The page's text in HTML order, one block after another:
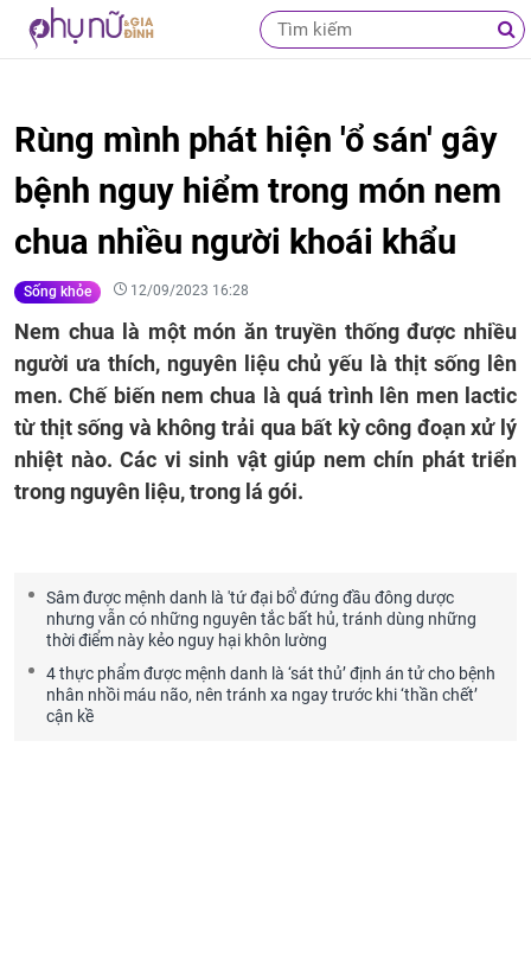
Rùng mình phát hiện 'ổ sán' gây
bệnh nguy hiểm trong món nem
chua nhiều người khoái khẩu
Sống khỏe 12/09/2023 16:28
Nem chua là một món ăn truyền thống được nhiều
người ưa thích, nguyên liệu chủ yếu là thịt sống lên
men. Chế biến nem chua là quá trình lên men lactic
từ thịt sống và không trải qua bất kỳ công đoạn xử lý
nhiệt nào. Các vi sinh vật giúp nem chín phát triển
trong nguyên liệu, trong lá gói.
Sâm được mệnh danh là 'tứ đại bổ' đứng đầu đông dược
nhưng vẫn có những nguyên tắc bất hủ, tránh dùng những
thời điểm này kẻo nguy hại khôn lường
4 thực phẩm được mệnh danh là ‘sát thủ’ định án tử cho bệnh
nhân nhồi máu não, nên tránh xa ngay trước khi ‘thần chết’
cận kề